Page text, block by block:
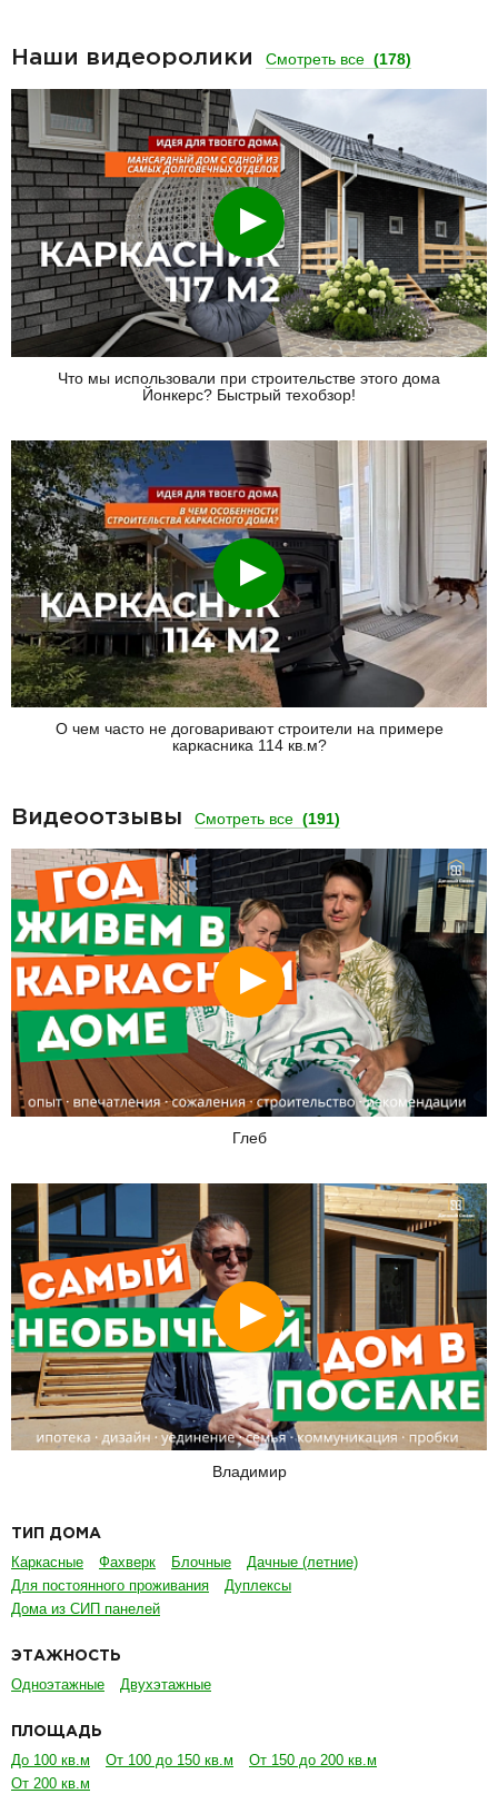
Наши видеоролики Смотреть все (178)
Смотреть
Что мы использовали при строительстве этого дома
Йонкерс? Быстрый техобзор!
Смотреть
О чем часто не договаривают строители на примере
каркасника 114 кв.м?
Видеоотзывы Смотреть все (191)
Смотреть
Глеб
Смотреть
Владимир
ТИП ДОМА
Каркасные Фахверк Блочные
Дачные (летние)
Для постоянного проживания
Дуплексы
Дома из СИП панелей
ЭТАЖНОСТЬ
Одноэтажные Двухэтажные
ПЛОЩАДЬ
До 100 кв.м От 100 до 150 кв.м
От 150 до 200 кв.м
От 200 кв.м